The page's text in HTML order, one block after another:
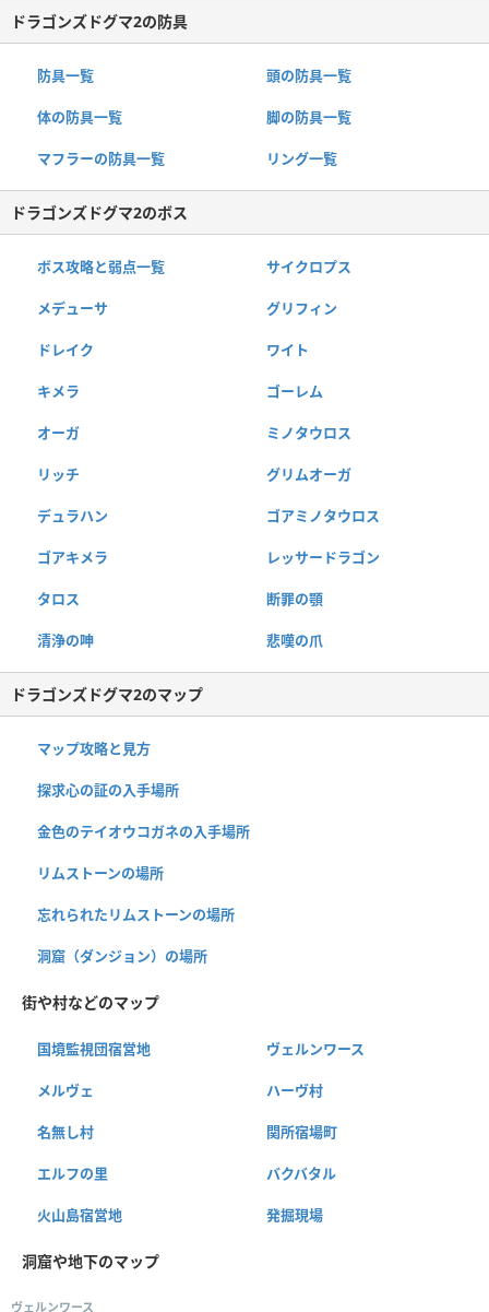
ドラゴンズドグマ2の防具
防具一覧 頭の防具一覧
体の防具一覧 脚の防具一覧
マフラーの防具一覧 リング一覧
ドラゴンズドグマ2のボス
ボス攻略と弱点一覧 サイクロプス
メデューサ グリフィン
ドレイク ワイト
キメラ ゴーレム
オーガ ミノタウロス
リッチ グリムオーガ
デュラハン ゴアミノタウロス
ゴアキメラ レッサードラゴン
タロス 断罪の顎
清浄の呻 悲嘆の爪
ドラゴンズドグマ2のマップ
マップ攻略と見方
探求心の証の入手場所
金色のテイオウコガネの入手場所
リムストーンの場所
忘れられたリムストーンの場所
洞窟（ダンジョン）の場所
街や村などのマップ
国境監視団宿営地 ヴェルンワース
メルヴェ ハーヴ村
名無し村 関所宿場町
エルフの里 バクバタル
火山島宿営地 発掘現場
洞窟や地下のマップ
ヴェルンワース